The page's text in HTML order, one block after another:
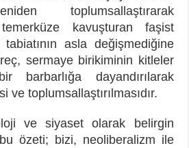
toplumsallaştırarak
kavuşturan faşist
tabiatının asla değişmediğine
sermaye birikiminin kitleler
barbarlığa dayandırılarak
ve toplumsallaştırılmasıdır.
ve siyaset olarak belirgin
bu özeti; bizi, neoliberalizm ile